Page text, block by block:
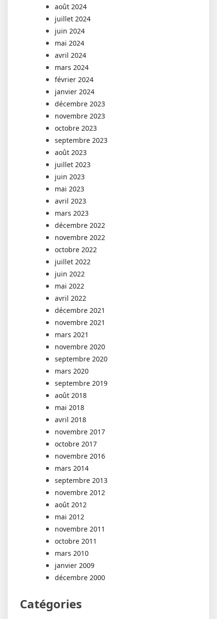
août 2024
juillet 2024
juin 2024
mai 2024
avril 2024
mars 2024
février 2024
janvier 2024
décembre 2023
novembre 2023
octobre 2023
septembre 2023
août 2023
juillet 2023
juin 2023
mai 2023
avril 2023
mars 2023
décembre 2022
novembre 2022
octobre 2022
juillet 2022
juin 2022
mai 2022
avril 2022
décembre 2021
novembre 2021
mars 2021
novembre 2020
septembre 2020
mars 2020
septembre 2019
août 2018
mai 2018
avril 2018
novembre 2017
octobre 2017
novembre 2016
mars 2014
septembre 2013
novembre 2012
août 2012
mai 2012
novembre 2011
octobre 2011
mars 2010
janvier 2009
décembre 2000
Catégories